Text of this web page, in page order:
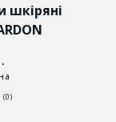
шкіряні